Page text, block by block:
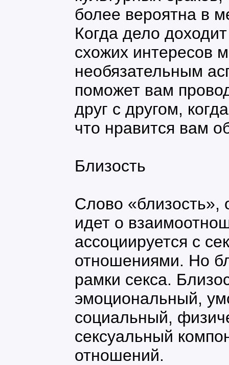
более вероятна в
Когда дело
схожих интересов
необязательным
поможет вам
друг с другом,
что нравится вам
Близость
Слово «близость»,
идет о
ассоциируется с
отношениями. Но
рамки секса.
эмоциональный,
социальный,
сексуальный
отношений.